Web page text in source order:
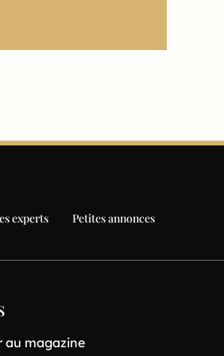
experts Petites annonces
au magazine